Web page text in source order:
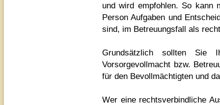
und wird empfohlen. So kann
Person Aufgaben und
sind, im Betreuungsfall als
Grundsätzlich sollten Sie
Vorsorgevollmacht bzw.
für den Bevollmächtigten und
Wer eine rechtsverbindliche